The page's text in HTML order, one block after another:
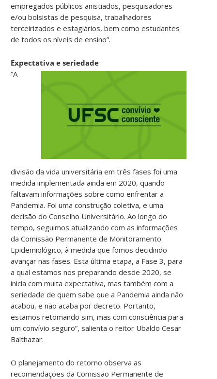
empregados públicos anistiados, pesquisadores
e/ou bolsistas de pesquisa, trabalhadores
terceirizados e estagiários, bem como estudantes
de todos os níveis de ensino”.
Expectativa e seriedade
“A
divisão da vida universitária em três fases foi uma
medida implementada ainda em 2020, quando
faltavam informações sobre como enfrentar a
Pandemia. Foi uma construção coletiva, e uma
decisão do Conselho Universitário. Ao longo do
tempo, seguimos atualizando com as informações
da Comissão Permanente de Monitoramento
Epidemiológico, à medida que fomos decidindo
avançar nas fases. Esta última etapa, a Fase 3, para
a qual estamos nos preparando desde 2020, se
inicia com muita expectativa, mas também com a
seriedade de quem sabe que a Pandemia ainda não
acabou, e não acaba por decreto. Portanto,
estamos retomando sim, mas com consciência para
um convívio seguro”, salienta o reitor Ubaldo Cesar
Balthazar.
O planejamento do retorno observa as
recomendações da Comissão Permanente de